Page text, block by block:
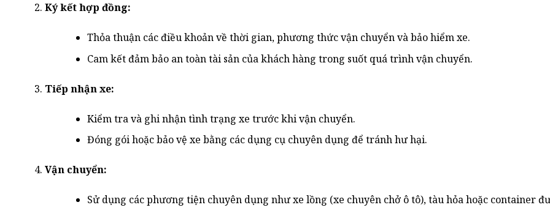
Ký kết hợp đồng:
Thỏa thuận các điều khoản về thời gian, phương thức vận chuyển và bảo hiểm xe.
Cam kết đảm bảo an toàn tài sản của khách hàng trong suốt quá trình vận chuyển.
Tiếp nhận xe:
Kiểm tra và ghi nhận tình trạng xe trước khi vận chuyển.
Đóng gói hoặc bảo vệ xe bằng các dụng cụ chuyên dụng để tránh hư hại.
Vận chuyển:
Sử dụng các phương tiện chuyên dụng như xe lồng (xe chuyên chở ô tô), tàu hỏa hoặc container